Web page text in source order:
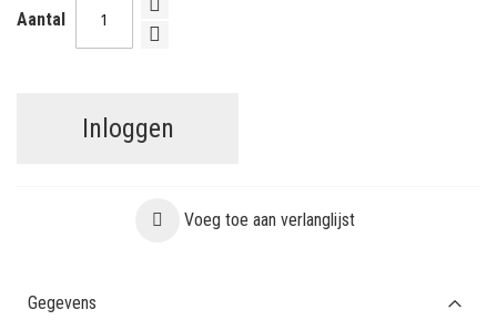
Aantal
Inloggen
Voeg toe aan verlanglijst
Gegevens